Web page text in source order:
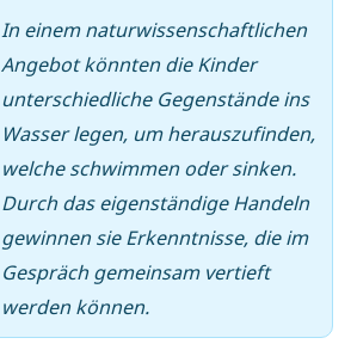
In einem naturwissenschaftlichen
Angebot könnten die Kinder
unterschiedliche Gegenstände ins
Wasser legen, um herauszufinden,
welche schwimmen oder sinken.
Durch das eigenständige Handeln
gewinnen sie Erkenntnisse, die im
Gespräch gemeinsam vertieft
werden können.